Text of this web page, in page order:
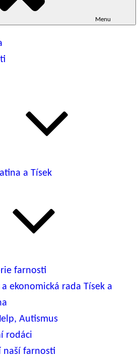
Menu
a Tísek
farnosti
a ekonomická rada Tísek a
Autismus
rodáci
naší farnosti